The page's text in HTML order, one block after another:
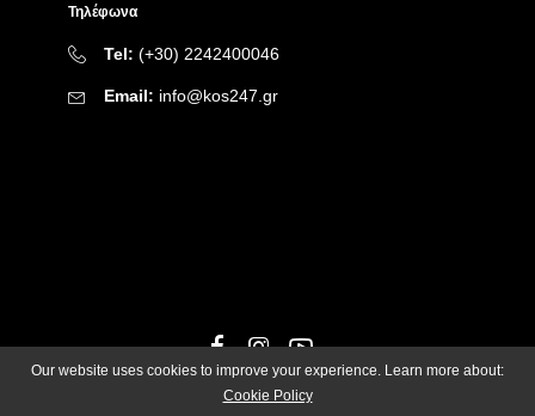
Τηλέφωνα
Tel: (+30) 2242400046
Email: info@kos247.gr
Our website uses cookies to improve your experience. Learn more about:
Cookie Policy